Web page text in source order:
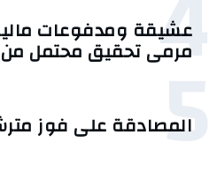
عشيقة ومدفوعات
مرمى تحقيق محتمل من
5
المصادقة على فوز